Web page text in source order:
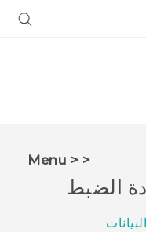
< < Menu
الضبط